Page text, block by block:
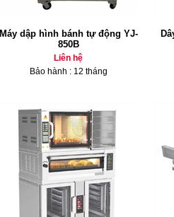
Máy dập hình bánh tự động YJ-
850B
Liên hệ
Bảo hành : 12 tháng